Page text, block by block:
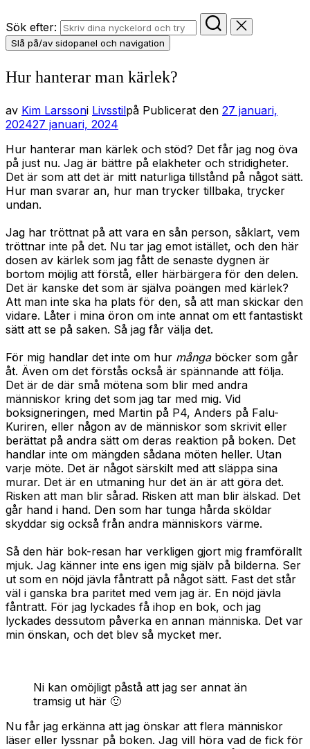
Sök efter:
Slå på/av sidopanel och navigation
Hur hanterar man kärlek?
av Kim Larssoni Livsstilpå Publicerat den 27 januari,
202427 januari, 2024
Hur hanterar man kärlek och stöd? Det får jag nog öva
på just nu. Jag är bättre på elakheter och stridigheter.
Det är som att det är mitt naturliga tillstånd på något sätt.
Hur man svarar an, hur man trycker tillbaka, trycker
undan.
Jag har tröttnat på att vara en sån person, såklart, vem
tröttnar inte på det. Nu tar jag emot istället, och den här
dosen av kärlek som jag fått de senaste dygnen är
bortom möjlig att förstå, eller härbärgera för den delen.
Det är kanske det som är själva poängen med kärlek?
Att man inte ska ha plats för den, så att man skickar den
vidare. Låter i mina öron om inte annat om ett fantastiskt
sätt att se på saken. Så jag får välja det.
För mig handlar det inte om hur mångaböcker som går
åt. Även om det förstås också är spännande att följa.
Det är de där små mötena som blir med andra
människor kring det som jag tar med mig. Vid
boksigneringen, med Martin på P4, Anders på Falu-
Kuriren, eller någon av de människor som skrivit eller
berättat på andra sätt om deras reaktion på boken. Det
handlar inte om mängden sådana möten heller. Utan
varje möte. Det är något särskilt med att släppa sina
murar. Det är en utmaning hur det än är att göra det.
Risken att man blir sårad. Risken att man blir älskad. Det
går hand i hand. Den som har tunga hårda sköldar
skyddar sig också från andra människors värme.
Så den här bok-resan har verkligen gjort mig framförallt
mjuk. Jag känner inte ens igen mig själv på bilderna. Ser
ut som en nöjd jävla fåntratt på något sätt. Fast det står
väl i ganska bra paritet med vem jag är. En nöjd jävla
fåntratt. För jag lyckades få ihop en bok, och jag
lyckades dessutom påverka en annan människa. Det var
min önskan, och det blev så mycket mer.
Ni kan omöjligt påstå att jag ser annat än
tramsig ut här 🙂
Nu får jag erkänna att jag önskar att flera människor
läser eller lyssnar på boken. Jag vill höra vad de fick för